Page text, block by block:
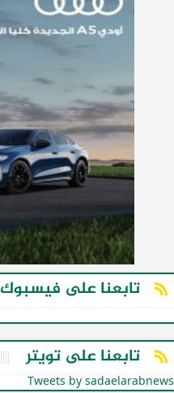
تابعنا على فيسبوك
تابعنا على تويتر
Tweets by sadaelarabnews